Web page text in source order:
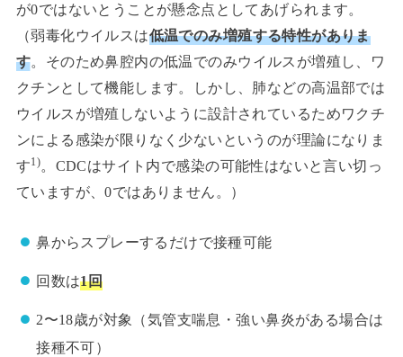
が0ではないとうことが懸念点としてあげられます。
（弱毒化ウイルスは低温でのみ増殖する特性がありま
す。そのため鼻腔内の低温でのみウイルスが増殖し、ワ
クチンとして機能します。しかし、肺などの高温部では
ウイルスが増殖しないように設計されているためワクチ
ンによる感染が限りなく少ないというのが理論になりま
す1)。CDCはサイト内で感染の可能性はないと言い切っ
ていますが、0ではありません。）
鼻からスプレーするだけで接種可能
回数は1回
2〜18歳が対象（気管支喘息・強い鼻炎がある場合は
接種不可）